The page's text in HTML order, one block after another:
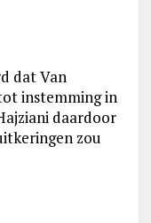
dat Van
instemming in
daardoor
zou